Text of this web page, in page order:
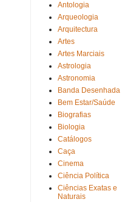
Antologia
Arqueologia
Arquitectura
Artes
Artes Marciais
Astrologia
Astronomia
Banda Desenhada
Bem Estar/Saúde
Biografias
Biologia
Catálogos
Caça
Cinema
Ciência Política
Ciências Exatas e
Naturais